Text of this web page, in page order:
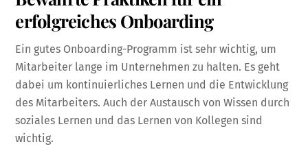
erfolgreiches Onboarding
Ein gutes Onboarding-Programm ist sehr wichtig, um
Mitarbeiter lange im Unternehmen zu halten. Es geht
dabei um kontinuierliches Lernen und die Entwicklung
des Mitarbeiters. Auch der Austausch von Wissen durch
soziales Lernen und das Lernen von Kollegen sind
wichtig.